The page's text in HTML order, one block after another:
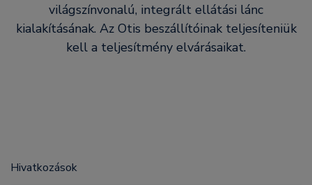
világszínvonalú, integrált ellátási lánc
kialakításának. Az Otis beszállítóinak teljesíteniük
kell a teljesítmény elvárásaikat.
Hivatkozások